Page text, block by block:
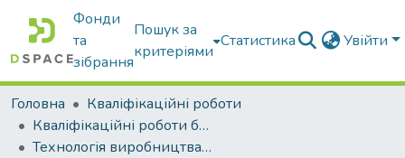
Фонди
та
зібрання
Пошук за
критеріями
Статистика Увійти
Головна
Кваліфікаційні роботи
Кваліфікаційні роботи бакалаврів
Технологія виробництва і переробки продукції тваринництва